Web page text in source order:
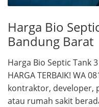
Harga Bio
Bandung Barat
Harga Bio Septic Tank
HARGA TERBAIK! WA
kontraktor, developer,
atau rumah sakit